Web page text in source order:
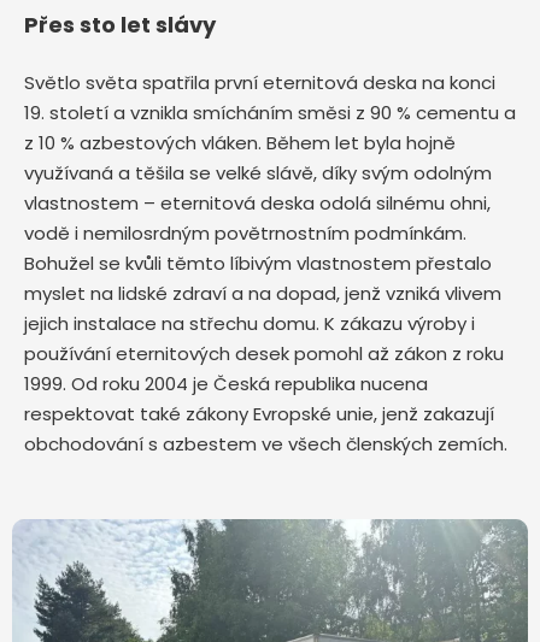
Přes sto let slávy
Světlo světa spatřila první eternitová deska na konci
19. století a vznikla smícháním směsi z 90 % cementu a
z 10 % azbestových vláken. Během let byla hojně
využívaná a těšila se velké slávě, díky svým odolným
vlastnostem – eternitová deska odolá silnému ohni,
vodě i nemilosrdným povětrnostním podmínkám.
Bohužel se kvůli těmto líbivým vlastnostem přestalo
myslet na lidské zdraví a na dopad, jenž vzniká vlivem
jejich instalace na střechu domu. K zákazu výroby i
používání eternitových desek pomohl až zákon z roku
1999. Od roku 2004 je Česká republika nucena
respektovat také zákony Evropské unie, jenž zakazují
obchodování s azbestem ve všech členských zemích.